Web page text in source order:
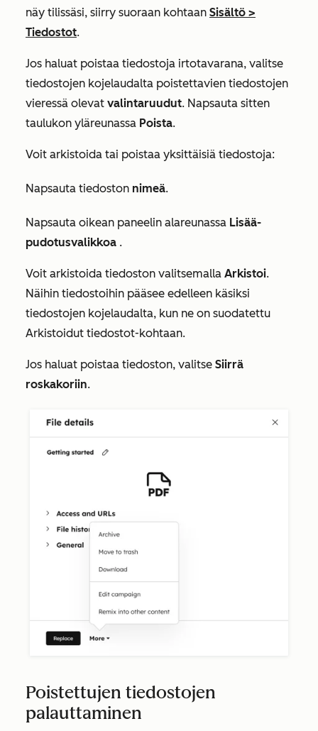
näy tilissäsi, siirry suoraan kohtaan Sisältö >
Tiedostot.
Jos haluat poistaa tiedostoja irtotavarana, valitse
tiedostojen kojelaudalta poistettavien tiedostojen
vieressä olevat valintaruudut. Napsauta sitten
taulukon yläreunassa Poista.
Voit arkistoida tai poistaa yksittäisiä tiedostoja:
Napsauta tiedoston nimeä.
Napsauta oikean paneelin alareunassa Lisää-
pudotusvalikkoa .
Voit arkistoida tiedoston valitsemalla Arkistoi.
Näihin tiedostoihin pääsee edelleen käsiksi
tiedostojen kojelaudalta, kun ne on suodatettu
Arkistoidut tiedostot-kohtaan.
Jos haluat poistaa tiedoston, valitse Siirrä
roskakoriin.
Poistettujen tiedostojen
palauttaminen